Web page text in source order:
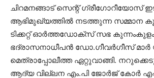
ചിറമനങ്ങാട് സെന്റ് ഗ്രീഗോറീയോസ്
ആഭിമുഖ്യത്തില്‍ നടത്തുന്ന സമ്മാന
ടിക്കറ്റ് ഓര്‍ത്തഡോക്‌സ് സഭ കുന്നംകുളം
ഭദ്രാസനാധീപന്‍ ഡോ.ഗീവര്‍ഗീസ്
മെത്രാപ്പോലീത്ത ഏറ്റുവാങ്ങി. നറുക്കെടുപ്പ്
ആദ്യ വില്ലന എം.പി ജോര്‍ജ് കോര്‍